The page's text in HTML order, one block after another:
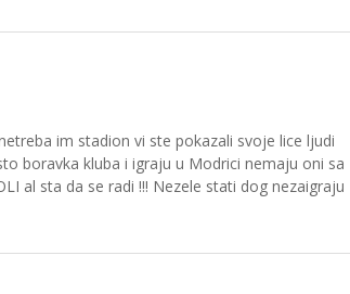
im stadion vi ste pokazali svoje lice ljudi
boravka kluba i igraju u Modrici nemaju oni sa
al sta da se radi !!! Nezele stati dog nezaigraju